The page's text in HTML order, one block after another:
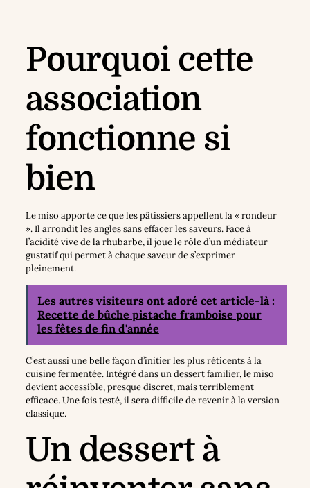
Pourquoi cette
association
fonctionne si
bien
Le miso apporte ce que les pâtissiers appellent la « rondeur
». Il arrondit les angles sans effacer les saveurs. Face à
l’acidité vive de la rhubarbe, il joue le rôle d’un médiateur
gustatif qui permet à chaque saveur de s’exprimer
pleinement.
Les autres visiteurs ont adoré cet article-là :
Recette de bûche pistache framboise pour
les fêtes de fin d'année
C’est aussi une belle façon d’initier les plus réticents à la
cuisine fermentée. Intégré dans un dessert familier, le miso
devient accessible, presque discret, mais terriblement
efficace. Une fois testé, il sera difficile de revenir à la version
classique.
Un dessert à